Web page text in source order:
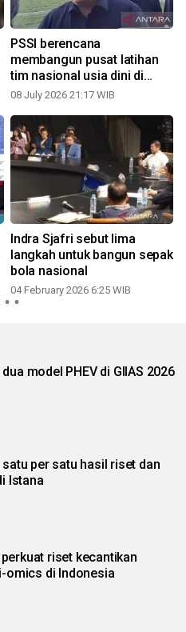
PSSI berencana
membangun pusat latihan
tim nasional usia dini di
daerah
08 July 2026 21:17 WIB
Indra Sjafri sebut lima
langkah untuk bangun sepak
bola nasional
04 February 2026 6:25 WIB
model PHEV di GIIAS 2026
per satu hasil riset dan
Istana
riset kecantikan
omics di Indonesia